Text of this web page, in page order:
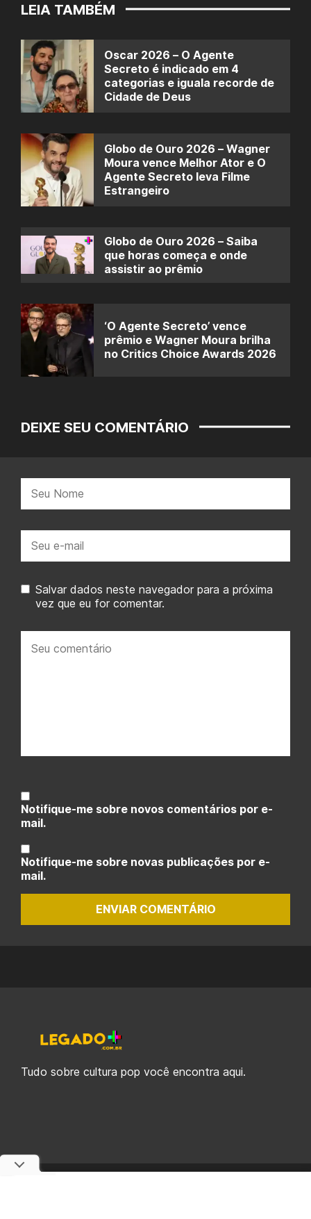
LEIA TAMBÉM
Oscar 2026 – O Agente
Secreto é indicado em 4
categorias e iguala recorde de
Cidade de Deus
Globo de Ouro 2026 – Wagner
Moura vence Melhor Ator e O
Agente Secreto leva Filme
Estrangeiro
Globo de Ouro 2026 – Saiba
que horas começa e onde
assistir ao prêmio
‘O Agente Secreto’ vence
prêmio e Wagner Moura brilha
no Critics Choice Awards 2026
DEIXE SEU COMENTÁRIO
mail:
Salvar dados neste navegador para a próxima
vez que eu for comentar.
comentário:
Notifique-me sobre novos comentários por e-
mail.
Notifique-me sobre novas publicações por e-
mail.
ENVIAR COMENTÁRIO
Tudo sobre cultura pop você encontra aqui.